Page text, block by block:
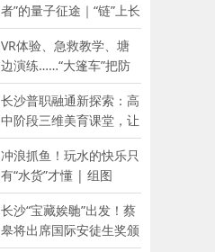
者”的量子征途｜“链”上长
沙 “才”够硬核
VR体验、急救教学、塘
边演练……“大篷车”把防
溺水课堂搬到乡村青少年
家门口
长沙普职融通新探索：高
中阶段三维美育课堂，让
少年向美而生
冲浪抓鱼！玩水的快乐只
有“水货”才懂 | 组图
长沙“宝藏娭毑”出发！蔡
皋将出席国际安徒生奖颁